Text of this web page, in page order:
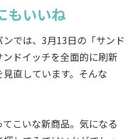
もいいね
では、3月13日の「サンド
ドイッチを全面的に刷新
直しています。そんな
こいな新商品。気になる